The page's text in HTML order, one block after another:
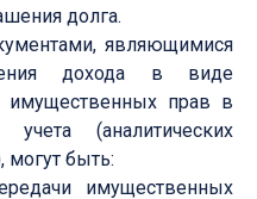
долга.
являющимися
дохода в виде
имущественных прав в
учета (аналитических
могут быть:
имущественных